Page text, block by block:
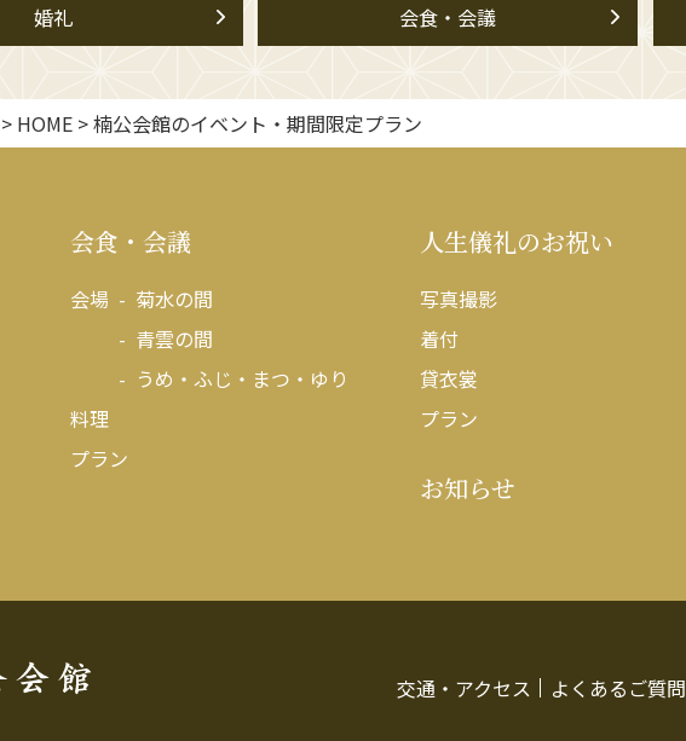
婚礼 会食・会議
> HOME >楠公会館のイベント・期間限定プラン
会食・会議
会場
菊水の間
青雲の間
うめ・ふじ・まつ・ゆり
料理
プラン
人生儀礼のお祝い
写真撮影
着付
貸衣裳
プラン
お知らせ
交通・アクセス よくあるご質問